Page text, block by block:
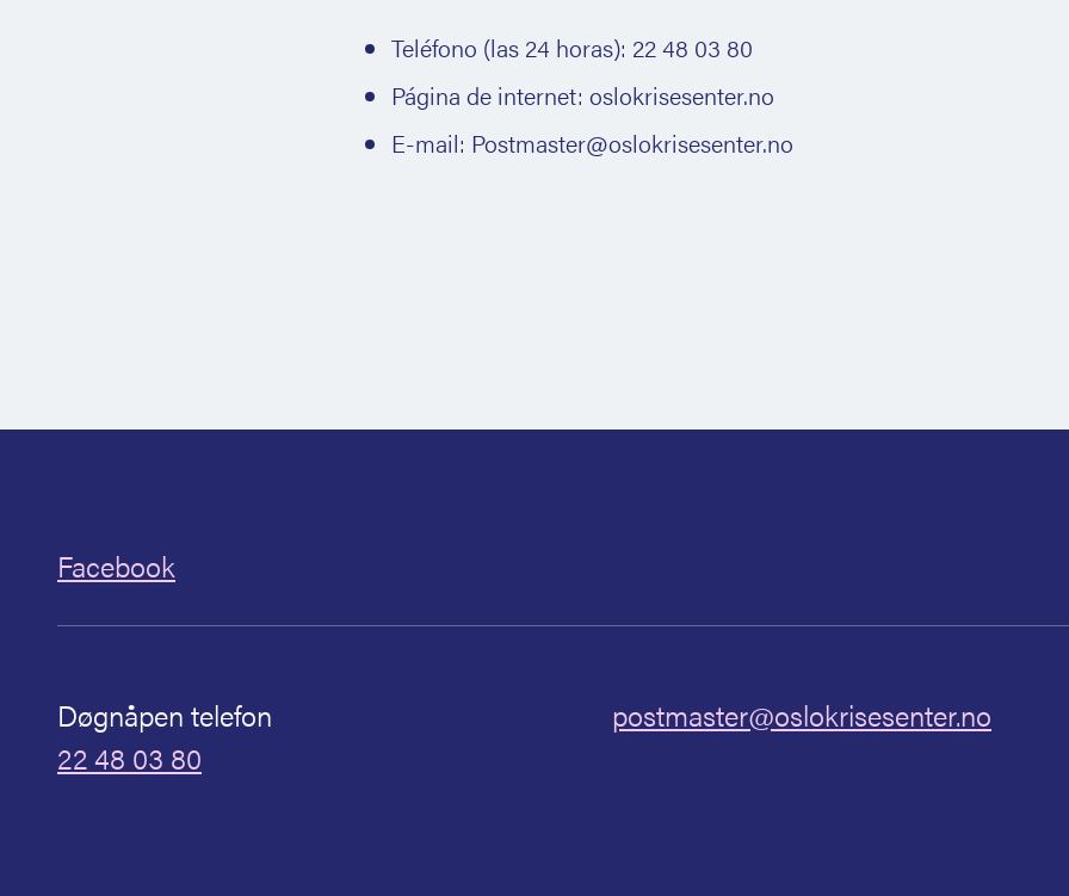
Teléfono (las 24 horas): 22 48 03 80
Página de internet: oslokrisesenter.no
E-mail: Postmaster@oslokrisesenter.no
Facebook
Døgnåpen telefon
22 48 03 80
postmaster@oslokrisesenter.no